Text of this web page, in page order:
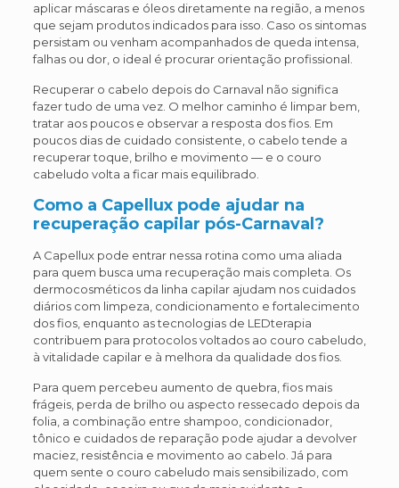
aplicar máscaras e óleos diretamente na região, a menos
que sejam produtos indicados para isso. Caso os sintomas
persistam ou venham acompanhados de queda intensa,
falhas ou dor, o ideal é procurar orientação profissional.
Recuperar o cabelo depois do Carnaval não significa
fazer tudo de uma vez. O melhor caminho é limpar bem,
tratar aos poucos e observar a resposta dos fios. Em
poucos dias de cuidado consistente, o cabelo tende a
recuperar toque, brilho e movimento — e o couro
cabeludo volta a ficar mais equilibrado.
Como a Capellux pode ajudar na
recuperação capilar pós-Carnaval?
A Capellux pode entrar nessa rotina como uma aliada
para quem busca uma recuperação mais completa. Os
dermocosméticos da linha capilar ajudam nos cuidados
diários com limpeza, condicionamento e fortalecimento
dos fios, enquanto as tecnologias de LEDterapia
contribuem para protocolos voltados ao couro cabeludo,
à vitalidade capilar e à melhora da qualidade dos fios.
Para quem percebeu aumento de quebra, fios mais
frágeis, perda de brilho ou aspecto ressecado depois da
folia, a combinação entre shampoo, condicionador,
tônico e cuidados de reparação pode ajudar a devolver
maciez, resistência e movimento ao cabelo. Já para
quem sente o couro cabeludo mais sensibilizado, com